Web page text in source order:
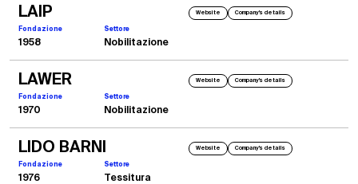
LAIP Website Company's details
Fondazione Settore
1958 Nobilitazione
LAWER Website Company's details
Fondazione Settore
1970 Nobilitazione
LIDO BARNI Website Company's details
Fondazione Settore
1976 Tessitura